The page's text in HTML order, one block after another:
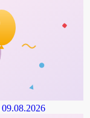
09.08.2026